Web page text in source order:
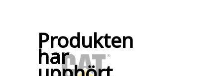
Produkten
har